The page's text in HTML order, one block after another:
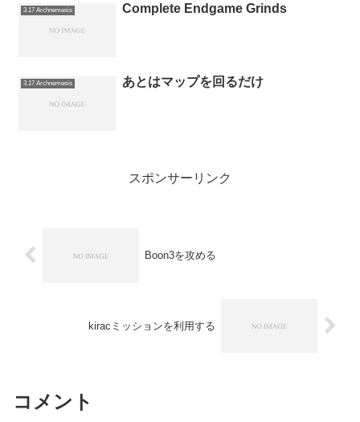
3.17 Archnemesis Complete Endgame Grinds
3.17 Archnemesis あとはマップを回るだけ
スポンサーリンク
Boon3を攻める
kiracミッションを利用する
コメント